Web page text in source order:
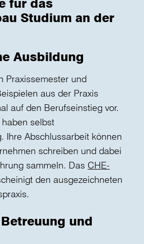
für das
Studium an der
Ausbildung
Praxissemester und
aus der Praxis
auf den Berufseinstieg vor.
selbst
Ihre Abschlussarbeit können
schreiben und dabei
sammeln. Das CHE-
den ausgezeichneten
und